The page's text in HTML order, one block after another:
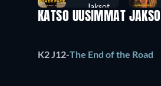
Jaksot
KATSO UUSIMMAT JAKSOT
K2 J12-The End of the Road